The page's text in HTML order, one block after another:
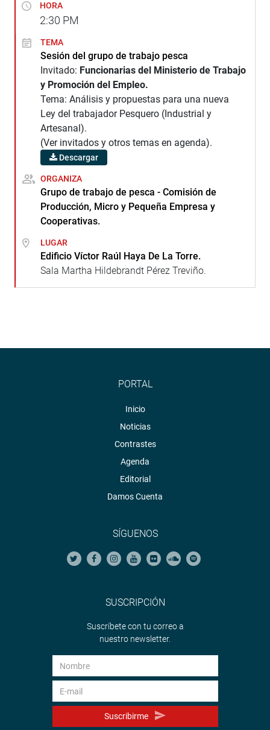
HORA
2:30 PM
TEMA
Sesión del grupo de trabajo pesca
Invitado: Funcionarias del Ministerio de Trabajo
y Promoción del Empleo.
Tema: Análisis y propuestas para una nueva
Ley del trabajador Pesquero (Industrial y
Artesanal).
(Ver invitados y otros temas en agenda).
Descargar
ORGANIZA
Grupo de trabajo de pesca - Comisión de
Producción, Micro y Pequeña Empresa y
Cooperativas.
LUGAR
Edificio Víctor Raúl Haya De La Torre.
Sala Martha Hildebrandt Pérez Treviño.
PORTAL
Inicio
Noticias
Contrastes
Agenda
Editorial
Damos Cuenta
SÍGUENOS
SUSCRIPCIÓN
Suscríbete con tu correo a
nuestro newsletter.
Suscribirme